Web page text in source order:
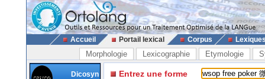
Accueil Portail lexical Corpus
Morphologie Lexicographie Etymologie
Dicosyn
Entrez une forme